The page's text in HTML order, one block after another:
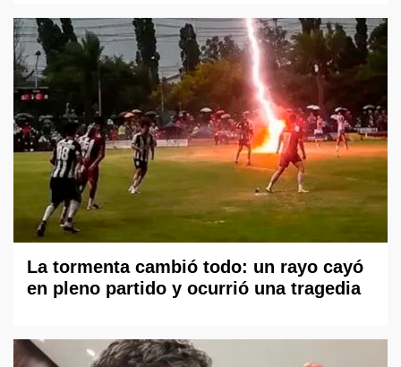
La tormenta cambió todo: un rayo cayó
en pleno partido y ocurrió una tragedia